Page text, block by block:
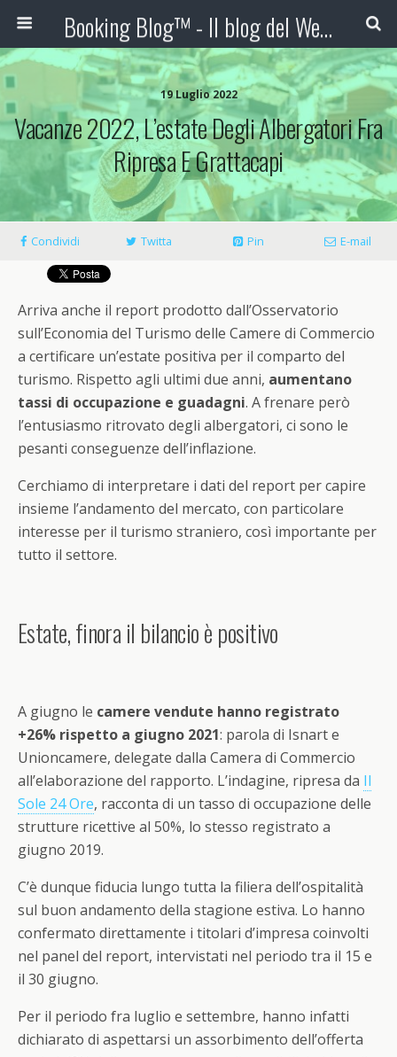
Booking Blog™ - Il blog del Web Marketing Turistico
19 Luglio 2022
Vacanze 2022, L’estate Degli Albergatori Fra
Ripresa E Grattacapi
Condividi Twitta Pin E-mail
Arriva anche il report prodotto dall’Osservatorio
sull’Economia del Turismo delle Camere di Commercio
a certificare un’estate positiva per il comparto del
turismo. Rispetto agli ultimi due anni, aumentano
tassi di occupazione e guadagni. A frenare però
l’entusiasmo ritrovato degli albergatori, ci sono le
pesanti conseguenze dell’inflazione.
Cerchiamo di interpretare i dati del report per capire
insieme l’andamento del mercato, con particolare
interesse per il turismo straniero, così importante per
tutto il settore.
Estate, finora il bilancio è positivo
A giugno le camere vendute hanno registrato
+26% rispetto a giugno 2021: parola di Isnart e
Unioncamere, delegate dalla Camera di Commercio
all’elaborazione del rapporto. L’indagine, ripresa da Il
Sole 24 Ore, racconta di un tasso di occupazione delle
strutture ricettive al 50%, lo stesso registrato a
giugno 2019.
C’è dunque fiducia lungo tutta la filiera dell’ospitalità
sul buon andamento della stagione estiva. Lo hanno
confermato direttamente i titolari d’impresa coinvolti
nel panel del report, intervistati nel periodo tra il 15 e
il 30 giugno.
Per il periodo fra luglio e settembre, hanno infatti
dichiarato di aspettarsi un assorbimento dell’offerta